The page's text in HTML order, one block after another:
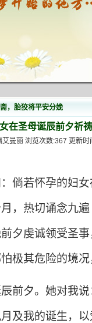
，胎狡将平安分娩
在圣母诞辰前夕祈
艾曼丽 浏览次数:367 更新
倘若怀孕的妇
，热切诵念九
夕虔诚领受圣
极其危险的境况
前夕。她对我说
及我的诞生，